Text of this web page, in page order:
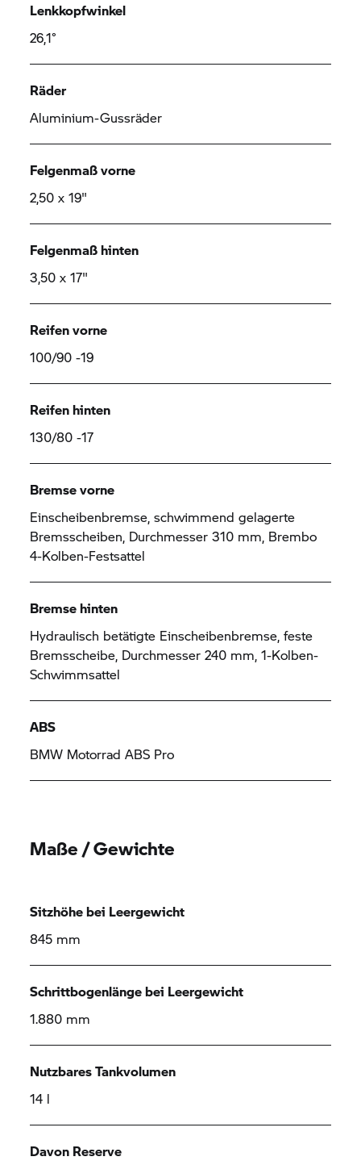
Lenkkopfwinkel
26,1°
Räder
Aluminium-Gussräder
Felgenmaß vorne
2,50 x 19"
Felgenmaß hinten
3,50 x 17"
Reifen vorne
100/90 -19
Reifen hinten
130/80 -17
Bremse vorne
Einscheibenbremse, schwimmend gelagerte
Bremsscheiben, Durchmesser 310 mm, Brembo
4-Kolben-Festsattel
Bremse hinten
Hydraulisch betätigte Einscheibenbremse, feste
Bremsscheibe, Durchmesser 240 mm, 1-Kolben-
Schwimmsattel
ABS
BMW Motorrad ABS Pro
Maße / Gewichte
Sitzhöhe bei Leergewicht
845 mm
Schrittbogenlänge bei Leergewicht
1.880 mm
Nutzbares Tankvolumen
14 l
Davon Reserve